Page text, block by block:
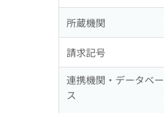
所蔵機関
請求記号
連携機関・データベー
ス